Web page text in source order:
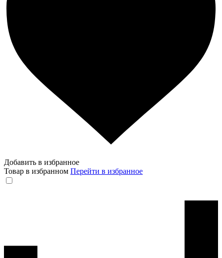
Добавить в избранное
Товар в избранном Перейти в избранное